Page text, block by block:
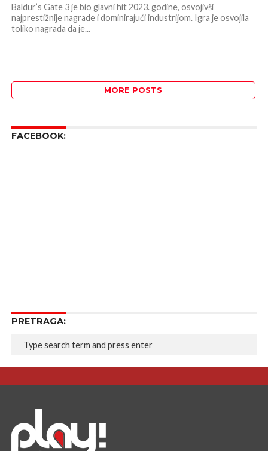
Baldur’s Gate 3 je bio glavni hit 2023. godine, osvojivši
najprestižnije nagrade i dominirajući industrijom. Igra je osvojila
toliko nagrada da je...
MORE POSTS
FACEBOOK:
PRETRAGA: